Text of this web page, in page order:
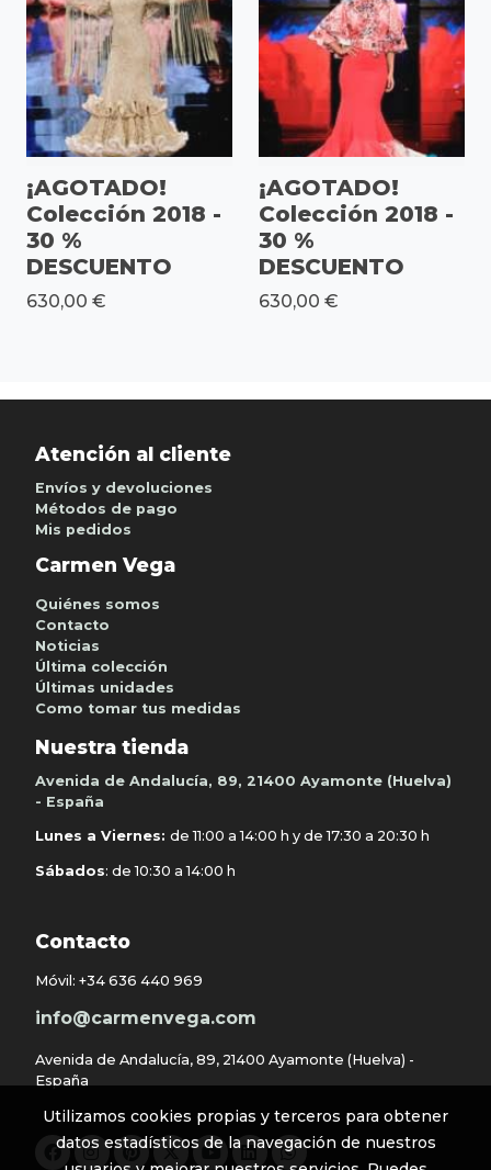
¡AGOTADO!
Colección 2018 -
30 %
DESCUENTO
630,00 €
¡AGOTADO!
Colección 2018 -
30 %
DESCUENTO
630,00 €
Atención al cliente
Envíos y devoluciones
Métodos de pago
Mis pedidos
Carmen Vega
Quiénes somos
Contacto
Noticias
Última colección
Últimas unidades
Como tomar tus medidas
Nuestra tienda
Avenida de Andalucía, 89, 21400 Ayamonte (Huelva)
- España
Lunes a Viernes: de 11:00 a 14:00 h y de 17:30 a 20:30 h
Sábados: de 10:30 a 14:00 h
Contacto
Móvil: +34 636 440 969
info@carmenvega.com
Avenida de Andalucía, 89, 21400 Ayamonte (Huelva) -
España
Utilizamos cookies propias y terceros para obtener
datos estadísticos de la navegación de nuestros